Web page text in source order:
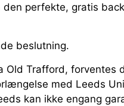
perfekte, gratis
beslutning.
Old Trafford, forventes
med Leeds
kan ikke engang